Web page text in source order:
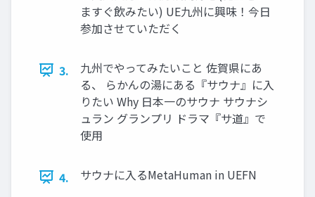
ますぐ飲みたい) UE九州に興味！今日
参加させていただく
3.
九州でやってみたいこと 佐賀県にあ
る、 らかんの湯にある『サウナ』に入
りたい Why 日本一のサウナ サウナシ
ュラン グランプリ ドラマ『サ道』で
使用
4. サウナに入るMetaHuman in UEFN